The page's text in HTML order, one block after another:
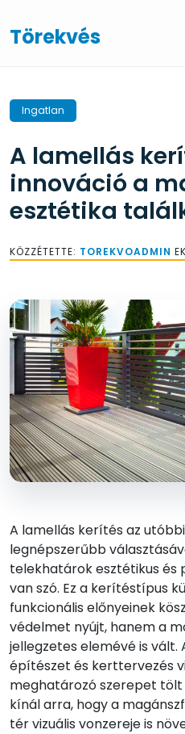
to
content
Törekvés
Ingatlan
A lamellás
innováció a
esztétika
KÖZZÉTETTE: TOREKVOADMIN
A lamellás kerítés az
legnépszerűbb
telekhatárok esztétikus és
van szó. Ez a kerítéstípus
funkcionális előnyeinek
védelmet nyújt, hanem a
jellegzetes elemévé is vált.
építészet és kerttervezés
meghatározó szerepet
kínál arra, hogy a
tér vizuális vonzereje is